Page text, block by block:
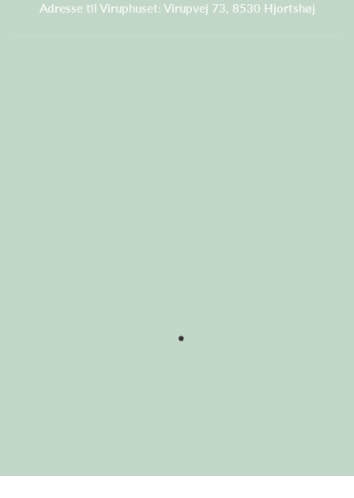
Adresse til Viruphuset: Virupvej 73, 8530 Hjortshøj